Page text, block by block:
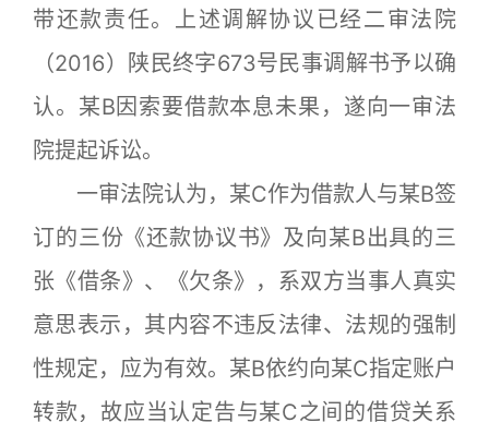
带还款责任。上述调解协议已经二审法院
（2016）陕民终字673号民事调解书予以确
认。某B因索要借款本息未果，遂向一审法
院提起诉讼。
一审法院认为，某C作为借款人与某B签
订的三份《还款协议书》及向某B出具的三
张《借条》、《欠条》，系双方当事人真实
意思表示，其内容不违反法律、法规的强制
性规定，应为有效。某B依约向某C指定账户
转款，故应当认定告与某C之间的借贷关系